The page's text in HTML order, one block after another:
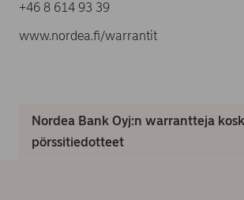
+46 8 614 93 39
www.nordea.fi/warrantit
Nordea Bank Oyj:n warrantteja
pörssitiedotteet